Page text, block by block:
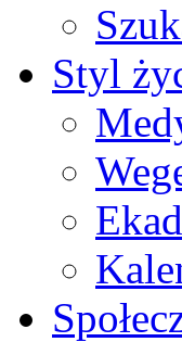
Styl